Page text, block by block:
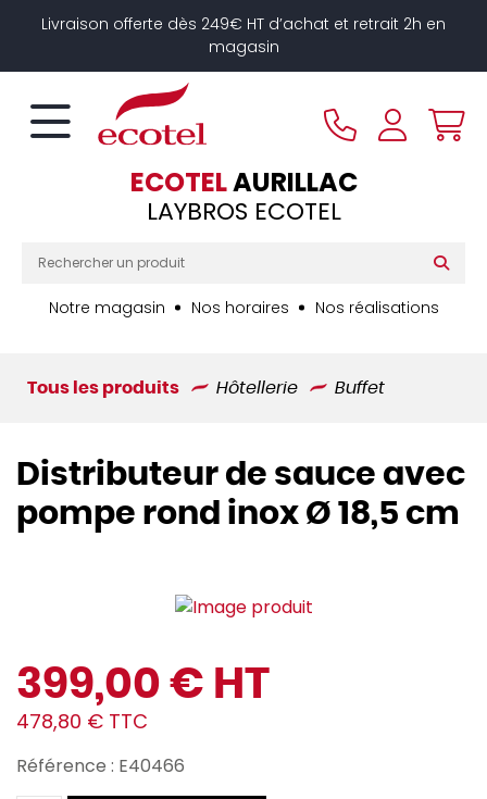
Livraison offerte dès 249€ HT d’achat et retrait 2h en
magasin
ECOTELAURILLAC
LAYBROS ECOTEL
Notre magasin Nos horaires Nos réalisations
Tous les produits Hôtellerie Buffet
Distributeur de sauce avec
pompe rond inox Ø 18,5 cm
399,00 € HT
478,80 € TTC
Référence : E40466
Panneau de gestion des cookies